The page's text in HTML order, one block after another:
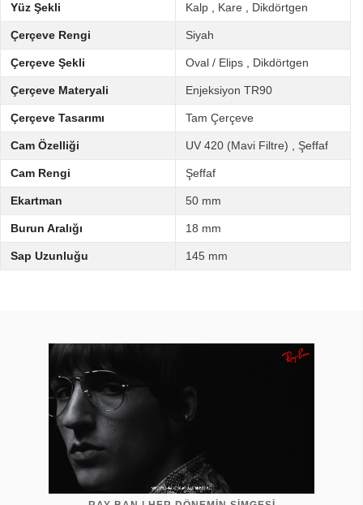
Yüz Şekli Kalp Kare Dikdörtgen
Çerçeve Rengi Siyah
Çerçeve Şekli Oval / Elips Dikdörtgen
Çerçeve Materyali Enjeksiyon TR90
Çerçeve Tasarımı Tam Çerçeve
Cam Özelliği UV 420 (Mavi Filtre) Şeffaf
Cam Rengi Şeffaf
Ekartman 50 mm
Burun Aralığı 18 mm
Sap Uzunluğu 145 mm